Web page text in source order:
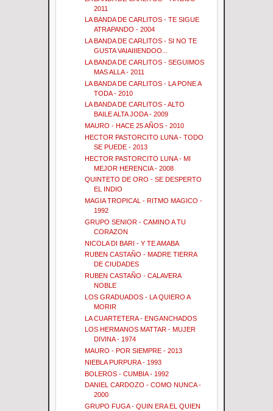
2011
LA BANDA DE CARLITOS - TE SIGUE
ATRAPANDO - 2004
LA BANDA DE CARLITOS - SI NO TE
GUSTA VAIAIIIENDOO...
LA BANDA DE CARLITOS - SEGUIMOS
MAS ALLA - 2011
LA BANDA DE CARLITOS - LA PONE A
TODA - 2010
LA BANDA DE CARLITOS - ALTO
BAILE ALTA JODA - 2009
MAURO - HACE 25 AÑOS - 2010
HECTOR PASTORCITO LUNA - TODO
SE PUEDE - 2013
HECTOR PASTORCITO LUNA - MI
MEJOR HERENCIA - 2008
QUINTETO DE ORO - SE DESPERTO
EL INDIO
MAGIA TROPICAL - RITMO MAGICO -
1992
GRUPO SENIOR - CAMINO A TU
CORAZON
NICOLA DI BARI - Y TE AMABA
RUBEN CASTAÑO - MADRE TIERRA
DE CIUDADES
RUBEN CASTAÑO - CALAVERA
NOBLE
LOS GRADUADOS - LA QUIERO A
MORIR
LA CUARTETERA - ENGANCHADOS
LOS HERMANOS MATTAR - MUJER
DIVINA - 1974
MAURO - POR SIEMPRE - 2013
NIEBLA PURPURA - 1993
BOLEROS - CUMBIA - 1992
DANIEL CARDOZO - COMO NUNCA -
2000
GRUPO FUGA - QUIN ERA EL QUIEN